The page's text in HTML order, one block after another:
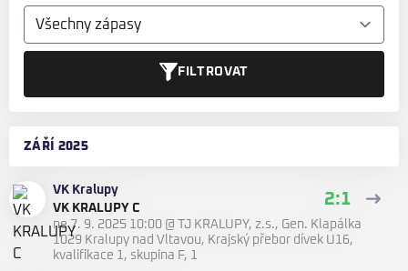
FILTROVAT
ZÁŘÍ 2025
VK Kralupy
VK KRALUPY C
2:1
ne 7. 9. 2025 10:00 @
TJ KRALUPY, z.s., Gen. Klapálka
1029 Kralupy nad Vltavou, Krajský přebor dívek U16,
kvalifikace 1, skupina F, 1